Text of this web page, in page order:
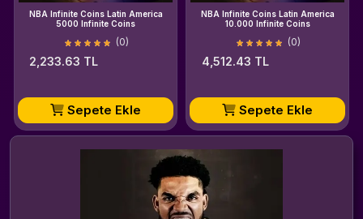
NBA Infinite Coins Latin America
5000 Infinite Coins
(0)
2,233.63 TL
Sepete Ekle
NBA Infinite Coins Latin America
10.000 Infinite Coins
(0)
4,512.43 TL
Sepete Ekle